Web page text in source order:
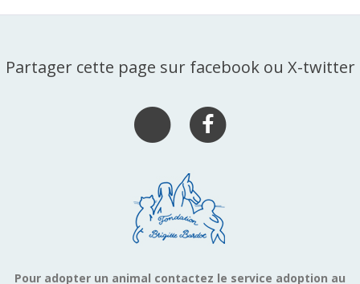
Partager cette page sur facebook ou X-twitter
Pour adopter un animal contactez le service adoption au